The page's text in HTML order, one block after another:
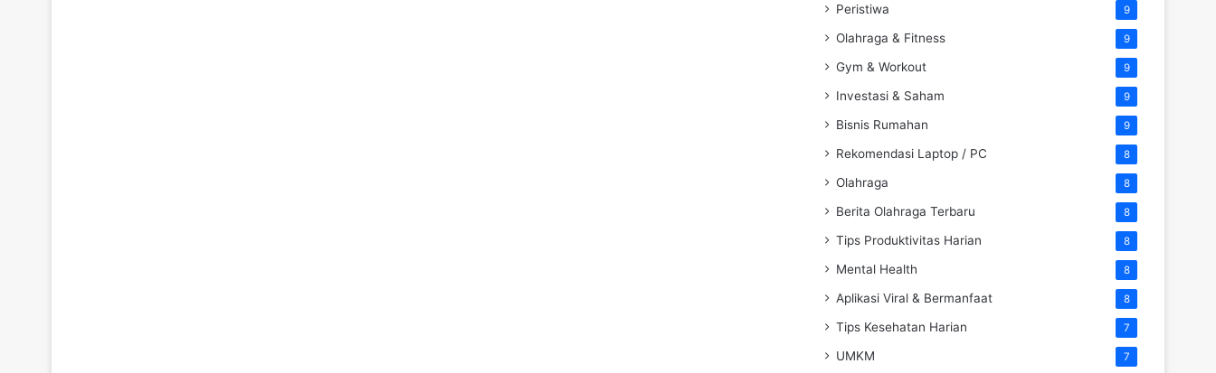
Peristiwa 9
Olahraga & Fitness 9
Gym & Workout 9
Investasi & Saham 9
Bisnis Rumahan 9
Rekomendasi Laptop / PC 8
Olahraga 8
Berita Olahraga Terbaru 8
Tips Produktivitas Harian 8
Mental Health 8
Aplikasi Viral & Bermanfaat 8
Tips Kesehatan Harian 7
UMKM 7